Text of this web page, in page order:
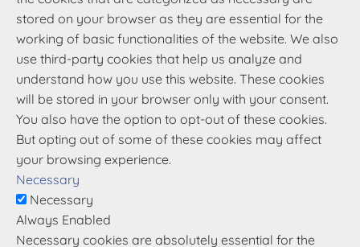
stored on your browser as they are essential for the
working of basic functionalities of the website. We also
use third-party cookies that help us analyze and
understand how you use this website. These cookies
will be stored in your browser only with your consent.
You also have the option to opt-out of these cookies.
But opting out of some of these cookies may affect
your browsing experience.
Necessary
Necessary
Always Enabled
Necessary cookies are absolutely essential for the